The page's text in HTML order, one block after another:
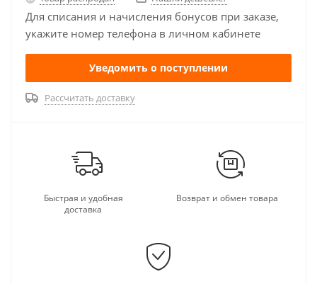
Для списания и начисления бонусов при заказе,
укажите номер телефона в личном кабинете
Уведомить о поступлении
Рассчитать доставку
Быстрая и удобная
доставка
Возврат и обмен товара